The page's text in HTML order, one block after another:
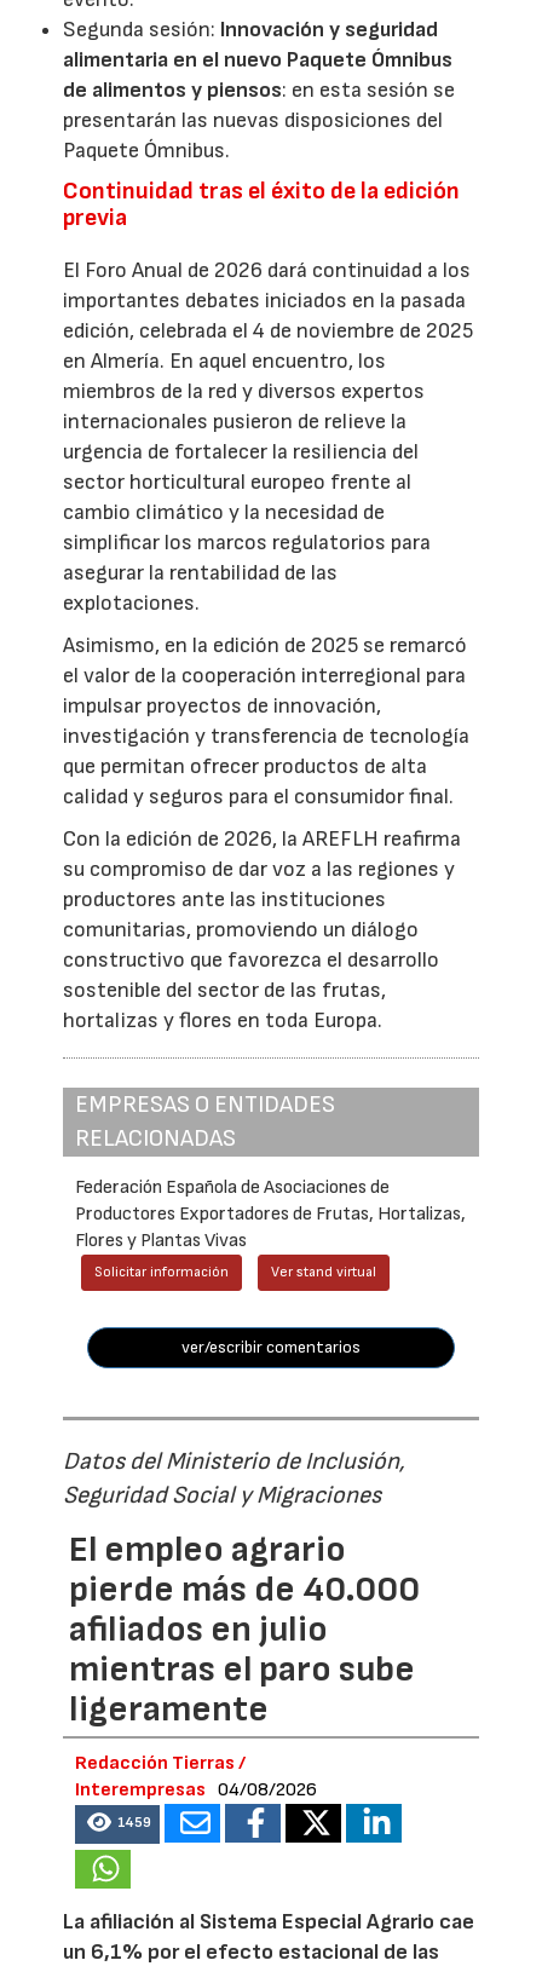
Segunda sesión: Innovación y seguridad
alimentaria en el nuevo Paquete Ómnibus
de alimentos y piensos: en esta sesión se
presentarán las nuevas disposiciones del
Paquete Ómnibus.
Continuidad tras el éxito de la edición
previa
El Foro Anual de 2026 dará continuidad a los
importantes debates iniciados en la pasada
edición, celebrada el 4 de noviembre de 2025
en Almería. En aquel encuentro, los
miembros de la red y diversos expertos
internacionales pusieron de relieve la
urgencia de fortalecer la resiliencia del
sector horticultural europeo frente al
cambio climático y la necesidad de
simplificar los marcos regulatorios para
asegurar la rentabilidad de las
explotaciones.
Asimismo, en la edición de 2025 se remarcó
el valor de la cooperación interregional para
impulsar proyectos de innovación,
investigación y transferencia de tecnología
que permitan ofrecer productos de alta
calidad y seguros para el consumidor final.
Con la edición de 2026, la AREFLH reafirma
su compromiso de dar voz a las regiones y
productores ante las instituciones
comunitarias, promoviendo un diálogo
constructivo que favorezca el desarrollo
sostenible del sector de las frutas,
hortalizas y flores en toda Europa.
EMPRESAS O ENTIDADES
RELACIONADAS
Federación Española de Asociaciones de
Productores Exportadores de Frutas, Hortalizas,
Flores y Plantas Vivas
Solicitar información Ver stand virtual
ver/escribir comentarios
Datos del Ministerio de Inclusión,
Seguridad Social y Migraciones
El empleo agrario
pierde más de 40.000
afiliados en julio
mientras el paro sube
ligeramente
Redacción Tierras /
Interempresas
04/08/2026
1459
La afiliación al Sistema Especial Agrario cae
un 6,1% por el efecto estacional de las